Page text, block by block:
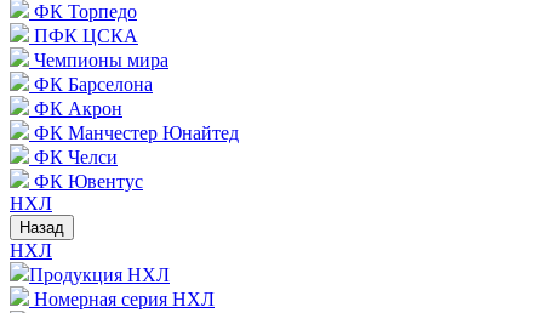
ФК Торпедо
ПФК ЦСКА
Чемпионы мира
ФК Барселона
ФК Акрон
ФК Манчестер Юнайтед
ФК Челси
ФК Ювентус
НХЛ
Назад
НХЛ
Продукция НХЛ
Номерная серия НХЛ